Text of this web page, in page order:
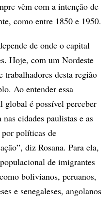
vêm com a intenção de
como entre 1850 e 1950.
de onde o capital
Hoje, com um Nordeste
desta região
Ao entender essa
é possível perceber
cidades paulistas e as
por políticas de
diz Rosana. Para ela,
de imigrantes
bolivianos, peruanos,
e senegaleses, angolanos